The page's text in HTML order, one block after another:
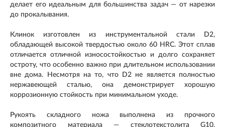
делает его идеальным для большинства задач — от нарезки
до прокалывания.
Клинок изготовлен из инструментальной стали D2,
обладающей высокой твердостью около 60 HRC. Этот сплав
отличается отличной износостойкостью и долго сохраняет
остроту, что особенно важно при длительном использовании
вне дома. Несмотря на то, что D2 не является полностью
нержавеющей сталью, она демонстрирует хорошую
коррозионную стойкость при минимальном уходе.
Рукоять складного ножа выполнена из прочного
композитного материала — стеклотекстолита G10,